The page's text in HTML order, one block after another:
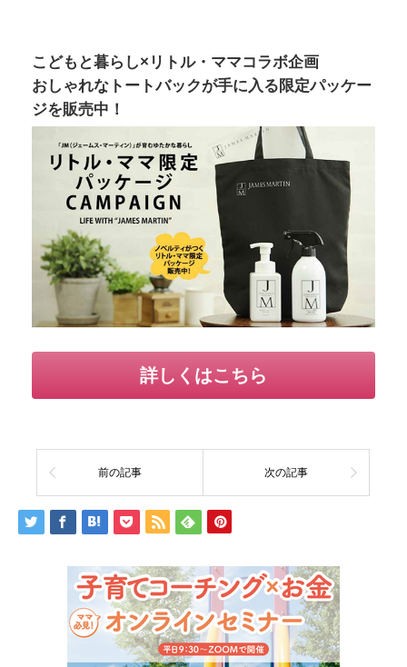
こどもと暮らし×リトル・ママコラボ企画
おしゃれなトートバックが手に入る限定パッケー
ジを販売中！
詳しくはこちら
前の記事 次の記事